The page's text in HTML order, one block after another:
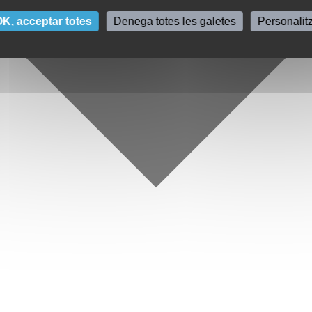
acceptar totes Denega totes les galetes